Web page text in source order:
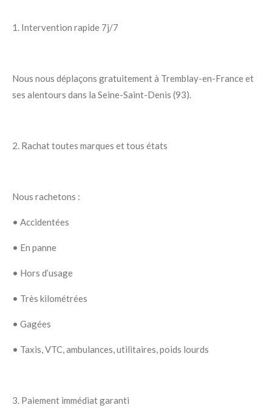
1. Intervention rapide 7j/7
Nous nous déplaçons gratuitement à Tremblay-en-Franceet
ses alentours dans la Seine-Saint-Denis (93).
2. Rachat toutes marques et tous états
Nous rachetons :
• Accidentées
• En panne
• Hors d’usage
• Très kilométrées
• Gagées
• Taxis, VTC, ambulances, utilitaires, poids lourds
3. Paiement immédiat garanti